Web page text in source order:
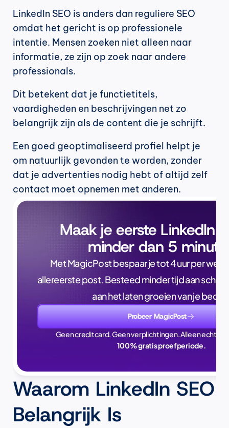
LinkedIn SEO is anders dan reguliere SEO
omdat het gericht is op professionele
intentie. Mensen zoeken niet alleen naar
informatie, ze zijn op zoek naar andere
professionals.
Dit betekent dat je functietitels,
vaardigheden en beschrijvingen net zo
belangrijk zijn als de content die je schrijft.
Een goed geoptimaliseerd profiel helpt je
om natuurlijk gevonden te worden, zonder
dat je advertenties nodig hebt of altijd zelf
contact moet opnemen met anderen.
Maak je eerste LinkedIn
minder dan 5
Met MagicPost bespaar je tot 4 uur per
allereerste post. Besteed minder tijd aan
aan het laten groeien van je
Probeer MagicPost
Geen creditcard. Geen verplichtingen. Alleen echte
100% gratis proefperiode.
Waarom LinkedIn SEO
Belangrijk Is